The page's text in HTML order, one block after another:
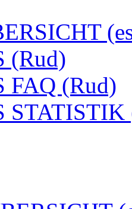
(Rud)
FAQ (Rud)
STATISTIK